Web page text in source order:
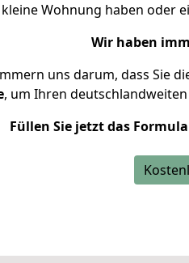
Wohnung haben oder
Wir haben
uns darum, dass Sie
, um Ihren
Füllen Sie jetzt das